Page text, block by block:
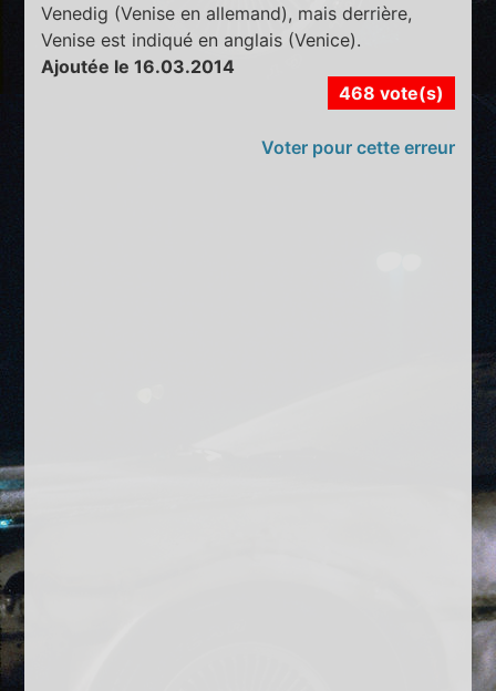
Venedig (Venise en allemand), mais derrière,
Venise est indiqué en anglais (Venice).
Ajoutée le 16.03.2014
468 vote(s)
Voter pour cette erreur